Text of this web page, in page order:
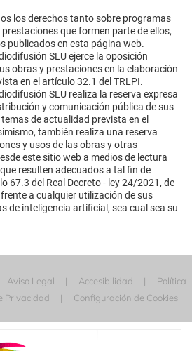
los derechos tanto sobre programas
que formen parte de ellos,
publicados en esta página web.
SLU ejerce la oposición
obras y prestaciones en la elaboración
en el artículo 32.1 del TRLPI.
SLU realiza la reserva expresa
y comunicación pública de sus
de actualidad prevista en el
también realiza una reserva
y usos de las obras y otras
este sitio web a medios de lectura
resulten adecuados a tal fin de
67.3 del Real Decreto - ley 24/2021, de
a cualquier utilización de sus
de inteligencia artificial, sea cual sea su
Aviso Legal Accesibilidad
Política
Privacidad Configuración de Cookies